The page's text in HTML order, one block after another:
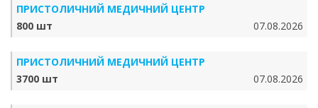
ПРИСТОЛИЧНИЙ МЕДИЧНИЙ ЦЕНТР
800 шт
07.08.2026
ПРИСТОЛИЧНИЙ МЕДИЧНИЙ ЦЕНТР
3700 шт
07.08.2026